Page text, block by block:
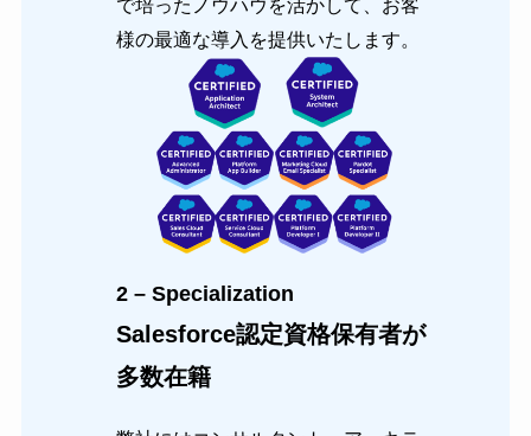
で培ったノウハウを活かして、お客
様の最適な導入を提供いたします。
2 – Specialization
Salesforce認定資格保有者が
多数在籍